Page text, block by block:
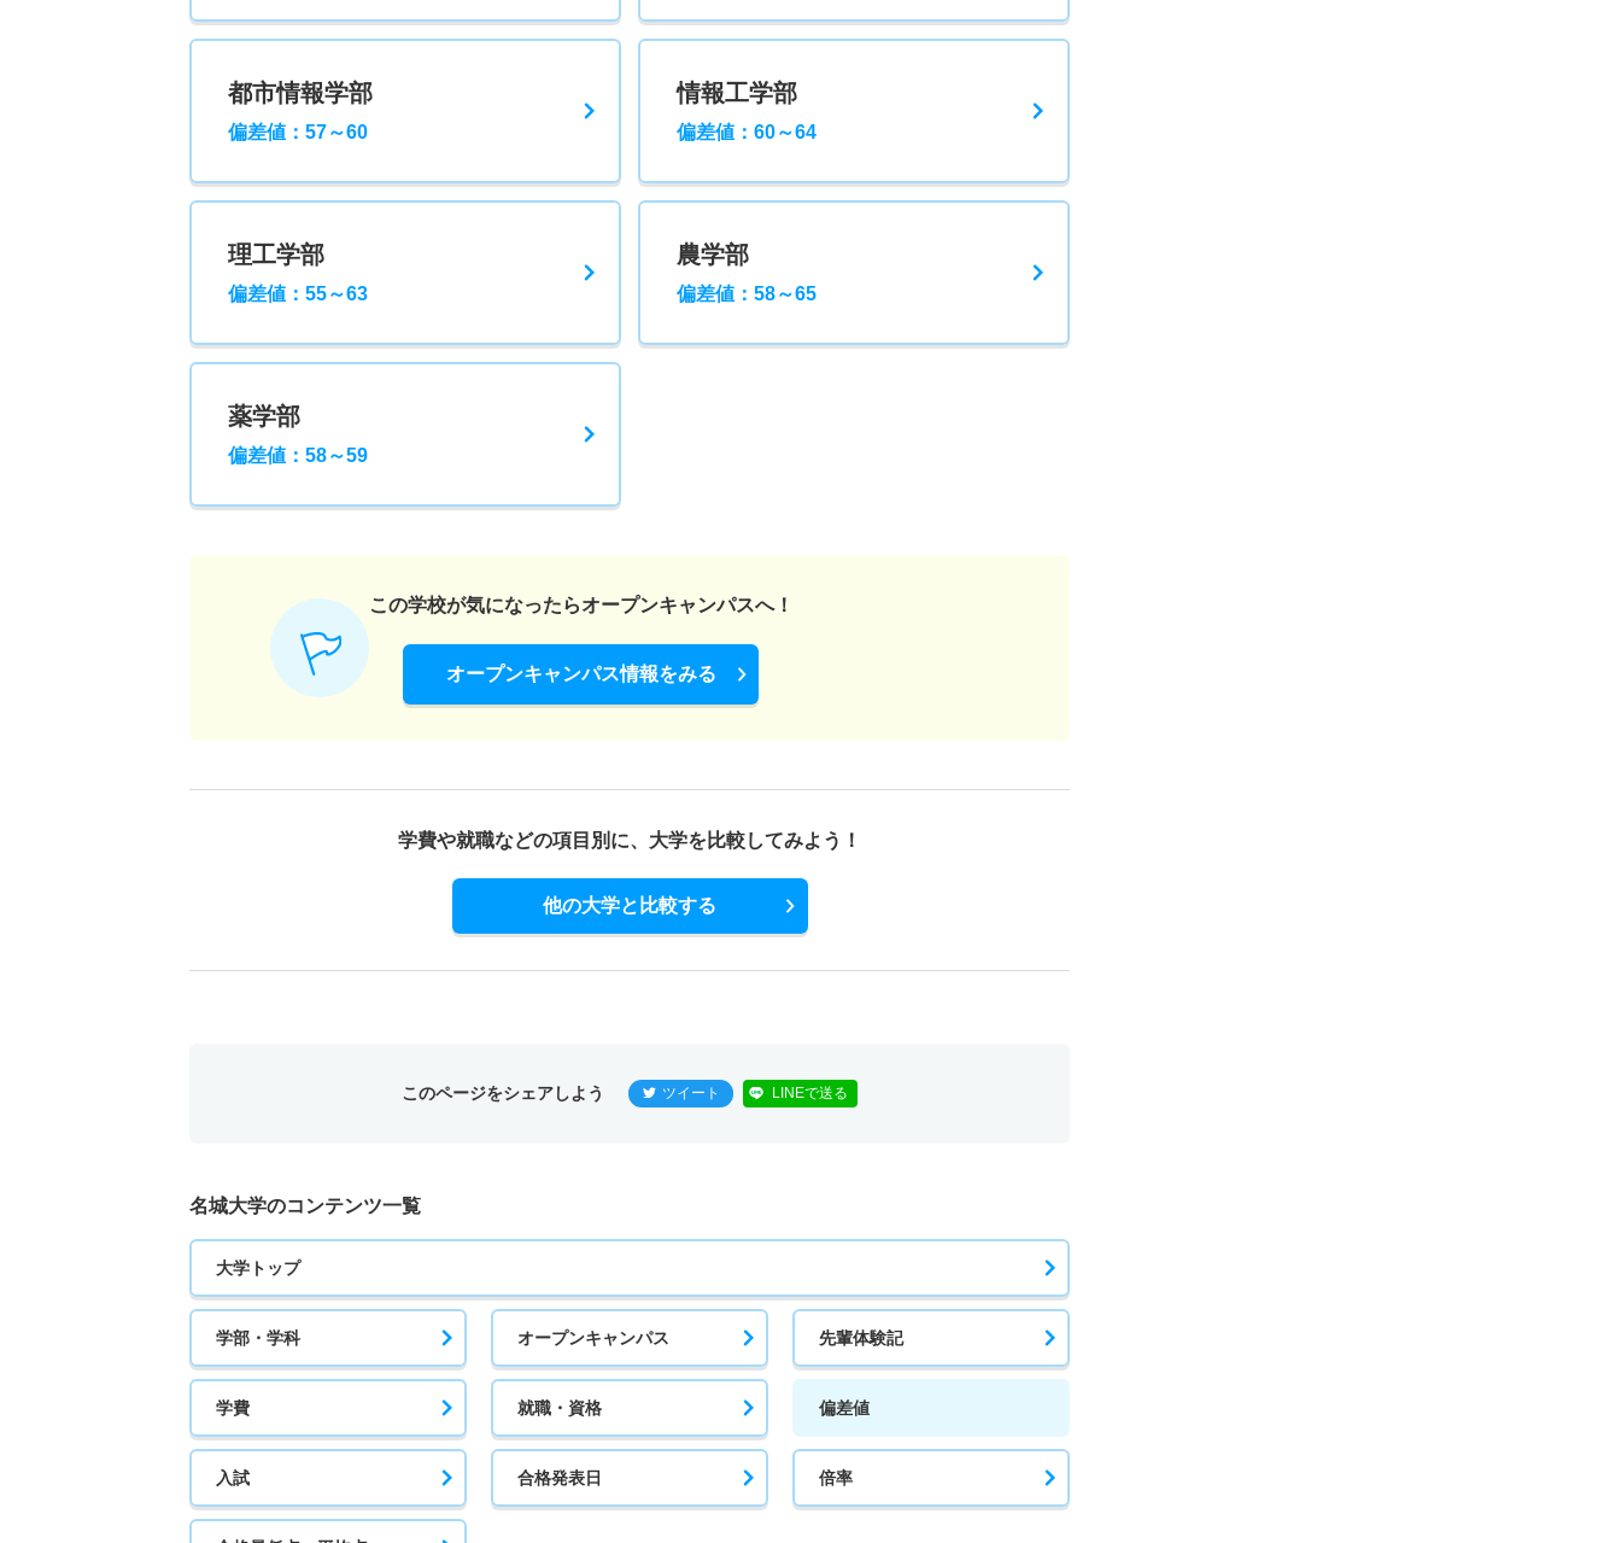
都市情報学部
偏差値：57～60
情報工学部
偏差値：60～64
理工学部
偏差値：55～63
農学部
偏差値：58～65
薬学部
偏差値：58～59
この学校が気になったらオープンキャンパスへ！
オープンキャンパス情報をみる
学費や就職などの項目別に、 大学を比較してみよう！
他の大学と比較する
このページをシェアしよう ツイート LINEで送る
名城大学のコンテンツ一覧
大学トップ
学部・学科 オープンキャンパス 先輩体験記
学費 就職・資格 偏差値
入試 合格発表日 倍率